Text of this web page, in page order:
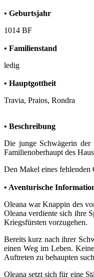
• Geburtsjahr
1014 BF
• Familienstand
ledig
• Hauptgottheit
Travia, Praios, Rondra
• Beschreibung
Die junge Schwägerin
Familienoberhaupt des
Den Makel eines fehlenden
• Aventurische
Oleana war Knappin des
Oleana verdiente sich ihre
Kriegsfürsten vorzugehen.
Bereits kurz nach ihrer
einen Weg im Leben.
Auftreten zu behaupten
Oleana setzt sich für eine